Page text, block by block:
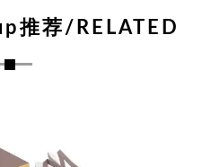
推荐/RELATED